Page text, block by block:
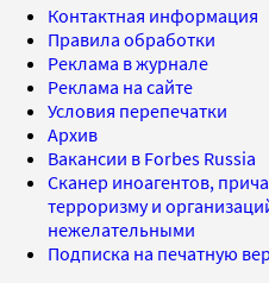
Контактная информация
Правила обработки
Реклама в журнале
Реклама на сайте
Условия перепечатки
Архив
Вакансии в Forbes Russia
Сканер иноагентов,
терроризму и
нежелательными
Подписка на печатную